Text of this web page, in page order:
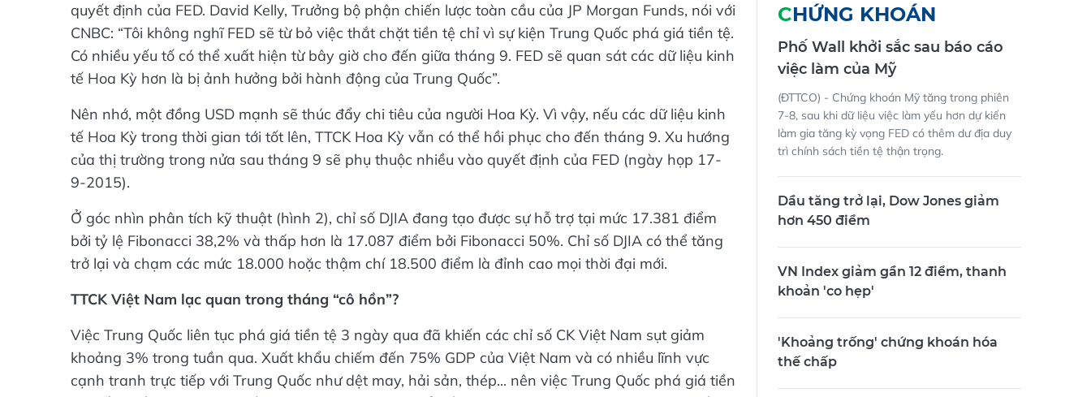
quyết định của FED. David Kelly, Trưởng bộ phận chiến lược toàn cầu của JP Morgan Funds, nói với
CNBC: “Tôi không nghĩ FED sẽ từ bỏ việc thắt chặt tiền tệ chỉ vì sự kiện Trung Quốc phá giá tiền tệ.
Có nhiều yếu tố có thể xuất hiện từ bây giờ cho đến giữa tháng 9. FED sẽ quan sát các dữ liệu kinh
tế Hoa Kỳ hơn là bị ảnh hưởng bởi hành động của Trung Quốc”.
Nên nhớ, một đồng USD mạnh sẽ thúc đẩy chi tiêu của người Hoa Kỳ. Vì vậy, nếu các dữ liệu kinh
tế Hoa Kỳ trong thời gian tới tốt lên, TTCK Hoa Kỳ vẫn có thể hồi phục cho đến tháng 9. Xu hướng
của thị trường trong nửa sau tháng 9 sẽ phụ thuộc nhiều vào quyết định của FED (ngày họp 17-
9-2015).
Ở góc nhìn phân tích kỹ thuật (hình 2), chỉ số DJIA đang tạo được sự hỗ trợ tại mức 17.381 điểm
bởi tỷ lệ Fibonacci 38,2% và thấp hơn là 17.087 điểm bởi Fibonacci 50%. Chỉ số DJIA có thể tăng
trở lại và chạm các mức 18.000 hoặc thậm chí 18.500 điểm là đỉnh cao mọi thời đại mới.
TTCK Việt Nam lạc quan trong tháng “cô hồn”?
Việc Trung Quốc liên tục phá giá tiền tệ 3 ngày qua đã khiến các chỉ số CK Việt Nam sụt giảm
khoảng 3% trong tuần qua. Xuất khẩu chiếm đến 75% GDP của Việt Nam và có nhiều lĩnh vực
cạnh tranh trực tiếp với Trung Quốc như dệt may, hải sản, thép... nên việc Trung Quốc phá giá tiền
CHỨNG KHOÁN
Phố Wall khởi sắc sau báo cáo
việc làm của Mỹ
(ĐTTCO) - Chứng khoán Mỹ tăng trong phiên
7-8, sau khi dữ liệu việc làm yếu hơn dự kiến
làm gia tăng kỳ vọng FED có thêm dư địa duy
trì chính sách tiền tệ thận trọng.
Dầu tăng trở lại, Dow Jones giảm
hơn 450 điểm
VN Index giảm gần 12 điểm, thanh
khoản 'co hẹp'
'Khoảng trống' chứng khoán hóa
thế chấp